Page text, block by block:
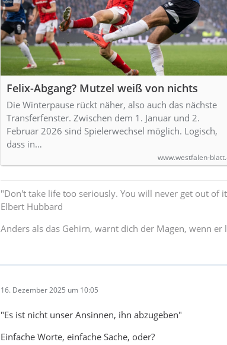
Felix-Abgang? Mutzel weiß von nichts
Die Winterpause rückt näher, also auch das nächste
Transferfenster. Zwischen dem 1. Januar und 2.
Februar 2026 sind Spielerwechsel möglich. Logisch,
dass in…
www.westfalen-
"Don't take life too seriously. You will never get out of
Elbert Hubbard
Anders als das Gehirn, warnt dich der Magen, wenn er
16. Dezember 2025 um 10:05
"Es ist nicht unser Ansinnen, ihn abzugeben"
Einfache Worte, einfache Sache, oder?